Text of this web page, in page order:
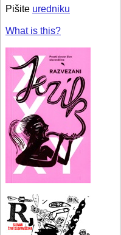
Pišite uredniku
What is this?